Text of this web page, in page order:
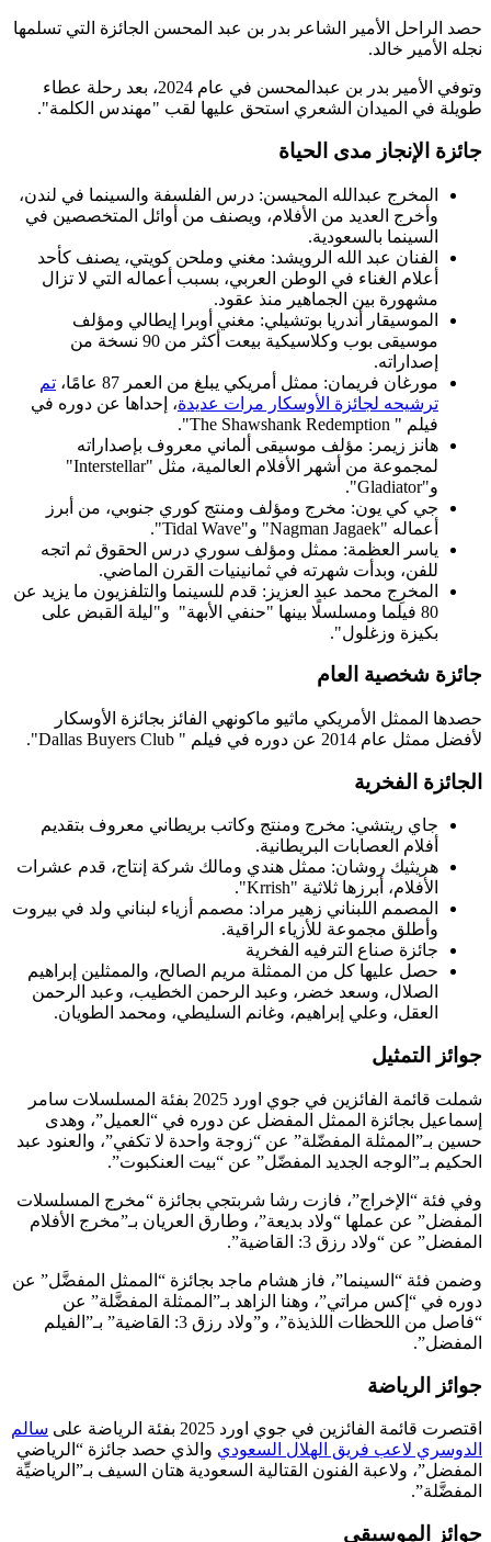
حصد الراحل الأمير الشاعر بدر بن عبد المحسن الجائزة التي تسلمها
نجله الأمير خالد.
وتوفي الأمير بدر بن عبدالمحسن في عام 2024، بعد رحلة عطاء
طويلة في الميدان الشعري استحق عليها لقب "مهندس الكلمة".
جائزة الإنجاز مدى الحياة
المخرج عبدالله المحيسن: درس الفلسفة والسينما في لندن،
وأخرج العديد من الأفلام، ويصنف من أوائل المتخصصين في
السينما بالسعودية.
الفنان عبد الله الرويشد: مغني وملحن كويتي، يصنف كأحد
أعلام الغناء في الوطن العربي، بسبب أعماله التي لا تزال
مشهورة بين الجماهير منذ عقود.
الموسيقار أندريا بوتشيلي: مغني أوبرا إيطالي ومؤلف
موسيقى بوب وكلاسيكية بيعت أكثر من 90 نسخة من
إصداراته.
مورغان فريمان: ممثل أمريكي يبلغ من العمر 87 عامًا،
تم
ترشيحه لجائزة الأوسكار مرات عديدة، إحداها عن دوره في
فيلم " The Shawshank Redemption".
هانز زيمر: مؤلف موسيقى ألماني معروف بإصداراته
لمجموعة من أشهر الأفلام العالمية، مثل "Interstellar"
و"Gladiator".
جي كي يون: مخرج ومؤلف ومنتج كوري جنوبي، من أبرز
أعماله "Nagman Jagaek" و"Tidal Wave".
ياسر العظمة: ممثل ومؤلف سوري درس الحقوق ثم اتجه
للفن، وبدأت شهرته في ثمانينيات القرن الماضي.
المخرِج محمد عبد العزيز: قدم للسينما والتلفزيون ما يزيد عن
80 فيلما ومسلسلًا بينها "حنفي الأبهة" و"ليلة القبض على
بكيزة وزغلول".
جائزة شخصية العام
حصدها الممثل الأمريكي ماثيو ماكونهي الفائز بجائزة الأوسكار
لأفضل ممثل عام 2014 عن دوره في فيلم " Dallas Buyers Club".
الجائزة الفخرية
جاي ريتشي: مخرج ومنتج وكاتب بريطاني معروف بتقديم
أفلام العصابات البريطانية.
هريثيك روشان: ممثل هندي ومالك شركة إنتاج، قدم عشرات
الأفلام، أبرزها ثلاثية "Krrish".
المصمم اللبناني زهير مراد: مصمم أزياء لبناني ولد في بيروت
وأطلق مجموعة للأزياء الراقية.
جائزة صناع الترفيه الفخرية
حصل عليها كل من الممثلة مريم الصالح، والممثلين إبراهيم
الصلال، وسعد خضر، وعبد الرحمن الخطيب، وعبد الرحمن
العقل، وعلي إبراهيم، وغانم السليطي، ومحمد الطويان.
جوائز التمثيل
شملت قائمة الفائزين في جوي اورد 2025 بفئة المسلسلات سامر
إسماعيل بجائزة الممثل المفضل عن دوره في “العميل”، وهدى
حسين بـ”الممثلة المفضّلة” عن “زوجة واحدة لا تكفي”، والعنود عبد
الحكيم بـ”الوجه الجديد المفضّل” عن “بيت العنكبوت”.
وفي فئة “الإخراج”، فازت رشا شربتجي بجائزة “مخرج المسلسلات
المفضل” عن عملها “ولاد بديعة”، وطارق العريان بـ”مخرج الأفلام
المفضل” عن “ولاد رزق 3: القاضية”.
وضمن فئة “السينما”، فاز هشام ماجد بجائزة “الممثل المفضَّل” عن
دوره في “إكس مراتي”، وهنا الزاهد بـ”الممثلة المفضَّلة” عن
“فاصل من اللحظات اللذيذة”، و”ولاد رزق 3: القاضية” بـ”الفيلم
المفضل”.
جوائز الرياضة
اقتصرت قائمة الفائزين في جوي اورد 2025 بفئة الرياضة على
سالم
الدوسري لاعب فريق الهلال السعوديوالذي حصد جائزة “الرياضي
المفضل”، ولاعبة الفنون القتالية السعودية هتان السيف بـ”الرياضيِّة
المفضَّلة”.
جوائز الموسيقى